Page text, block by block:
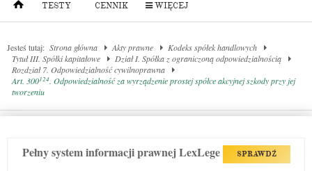
TESTY CENNIK WIĘCEJ
Jesteś tutaj: Strona główna Akty prawne
Kodeks spółek handlowych
Tytuł III. Spółki kapitałowe
Dział I. Spółka z ograniczoną odpowiedzialnością
Rozdział 7. Odpowiedzialność cywilnoprawna
Art. 300124. Odpowiedzialność za wyrządzenie prostej spółce akcyjnej szkody przy jej
tworzeniu
Pełny system informacji prawnej LexLege SPRAWDŹ